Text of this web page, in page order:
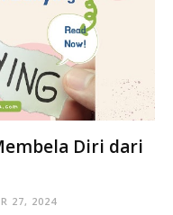
Diri dari
27, 2024